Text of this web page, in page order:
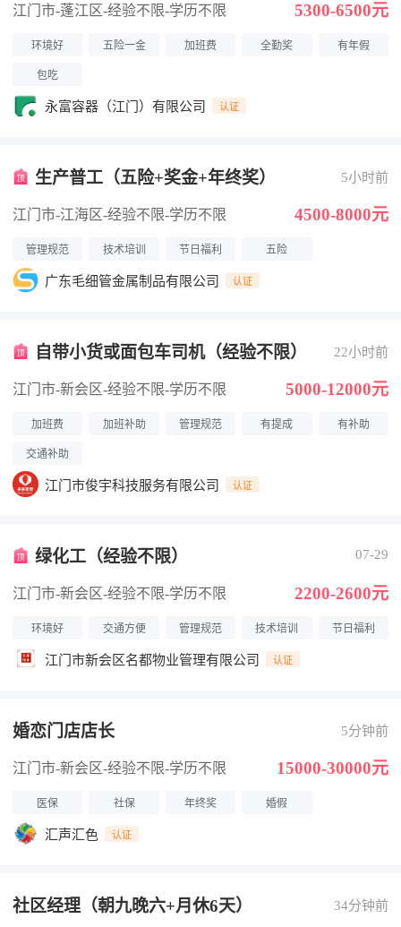
江门市-蓬江区-经验不限-学历不限 5300-6500元
环境好 五险一金 加班费 全勤奖 有年假
包吃
永富容器（江门）有限公司 认证
生产普工（五险+奖金+年终奖） 5小时前
江门市-江海区-经验不限-学历不限 4500-8000元
管理规范 技术培训 节日福利 五险
广东毛细管金属制品有限公司 认证
自带小货或面包车司机（经验不限） 22小时前
江门市-新会区-经验不限-学历不限 5000-12000元
加班费 加班补助 管理规范 有提成 有补助
交通补助
江门市俊宇科技服务有限公司 认证
绿化工（经验不限） 07-29
江门市-新会区-经验不限-学历不限 2200-2600元
环境好 交通方便 管理规范 技术培训 节日福利
江门市新会区名都物业管理有限公司 认证
婚恋门店店长 5分钟前
江门市-新会区-经验不限-学历不限 15000-30000元
医保 社保 年终奖 婚假
汇声汇色 认证
社区经理（朝九晚六+月休6天） 34分钟前